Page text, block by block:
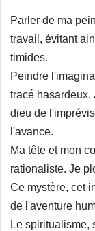
Parler de ma
travail, évitant
timides.
Peindre
tracé
dieu de
l'avance.
Ma tête et mon
rationaliste. Je
Ce mystère, cet
de l'aventure
Le spiritualisme,